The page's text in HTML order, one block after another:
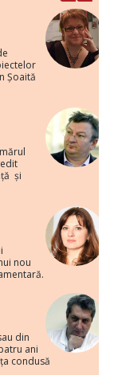
Șoaită
și
nou
din
ani
condusă